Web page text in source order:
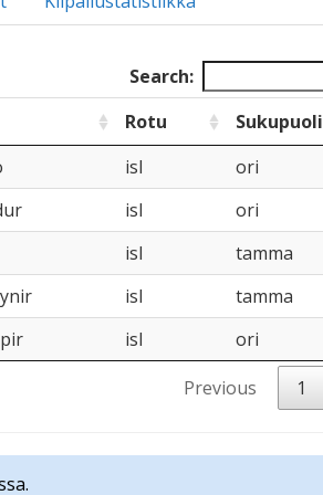
Search:
Rotu
Sukupuoli
isl
ori
isl
ori
isl
tamma
isl
tamma
isl
ori
Previous
1